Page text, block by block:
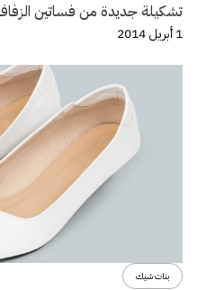
تشكيلة جديدة من فساتين
1 أبريل 2014
بنات شيك